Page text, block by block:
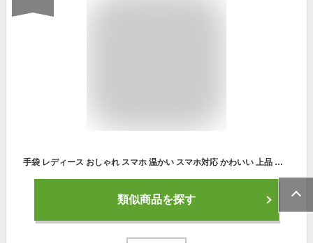
手袋 レディース おしゃれ スマホ 温かい スマホ対応 かわいい 上品 グローブ 防寒 防風 裏起毛 ボア ファー スエード 手ぶくろ りぼん タッチパネル 対応
類似商品を探す